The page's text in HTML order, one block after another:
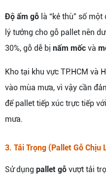
Độ ẩm gỗ là “kẻ thù” số một
lý tưởng cho gỗ pallet nên
30%, gỗ dễ bị nấm mốc và
Kho tại khu vực TP.HCM và
vào mùa mưa, vì vậy cần
để pallet tiếp xúc trực tiếp
mưa.
3. Tải Trọng (Pallet Gỗ Chịu
Sử dụng pallet gỗ vượt tải